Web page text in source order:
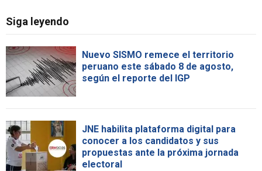
Siga leyendo
Nuevo SISMO remece el territorio
peruano este sábado 8 de agosto,
según el reporte del IGP
JNE habilita plataforma digital para
conocer a los candidatos y sus
propuestas ante la próxima jornada
electoral